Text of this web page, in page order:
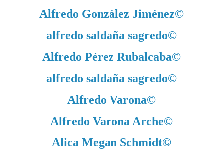
Alfredo González Jiménez©
alfredo saldaña sagredo©
Alfredo Pérez Rubalcaba©
alfredo saldaña sagredo©
Alfredo Varona©
Alfredo Varona Arche©
Alica Megan Schmidt©